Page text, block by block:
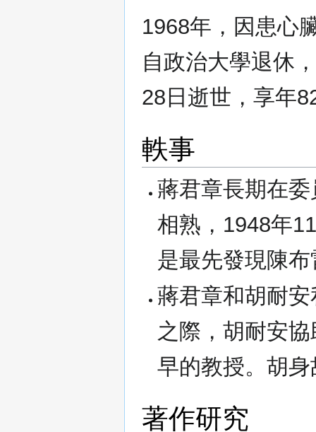
1968年，因患心
自政治大學退休
28日逝世，享年
軼事
蔣君章長期在
相熟，1948年
是最先發現陳
蔣君章和胡耐
之際，胡耐安
早的教授。胡
著作研究